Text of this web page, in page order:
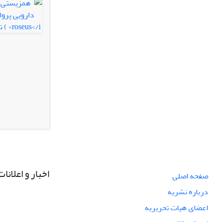
صفحه اصلی
درباره نشریه
اعضای هیات تحریریه
اخبار و